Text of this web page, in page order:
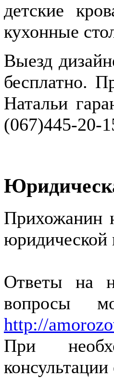
детские
кухонные
Выезд
бесплатно.
Натальи
(067)445-20-
Прихожанин
юридической
Ответы на
вопросы
http://
При